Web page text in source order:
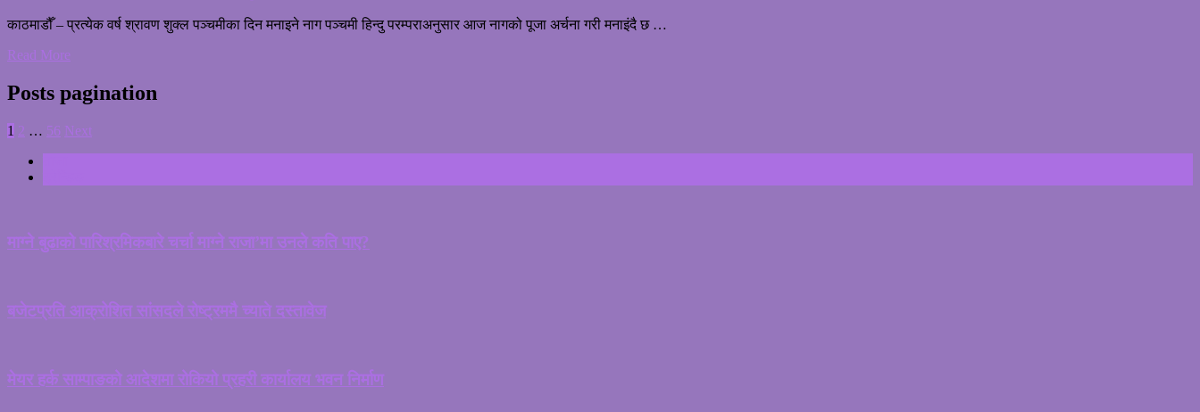
काठमाडौँ – प्रत्येक वर्ष श्रावण शुक्ल पञ्चमीका दिन मनाइने नाग पञ्चमी हिन्दु परम्पराअनुसार आज नागको पूजा अर्चना गरी मनाइंदै छ …
Read More
Posts pagination
1 2 … 56 Next
माग्ने बुढाको पारिश्रमिकबारे चर्चा माग्ने राजा’मा उनले कति पाए?
बजेटप्रति आक्रोशित सांसदले रोष्ट्रममै च्याते दस्तावेज
मेयर हर्क साम्पाङको आदेशमा रोकियो प्रहरी कार्यालय भवन निर्माण